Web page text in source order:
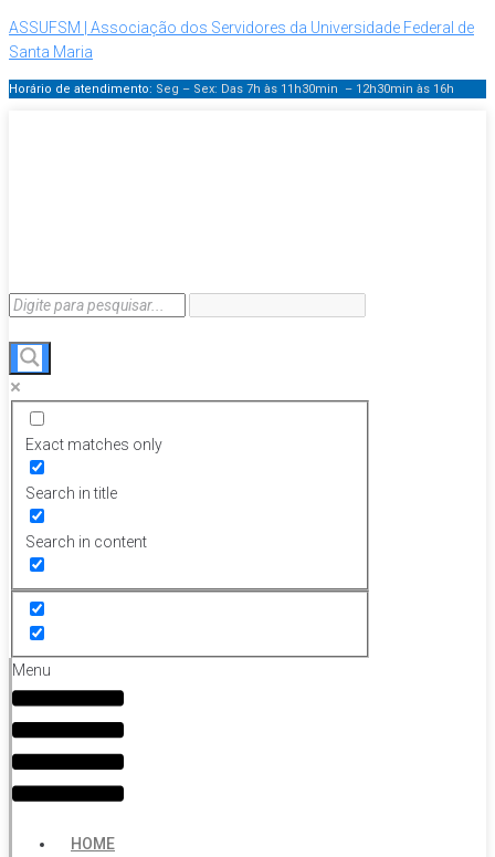
ASSUFSM | Associação dos Servidores da Universidade Federal de
Santa Maria
Horário de atendimento: Seg – Sex: Das 7h às 11h30min – 12h30min às 16h
Exact matches only
Search in title
Search in content
Menu
HOME